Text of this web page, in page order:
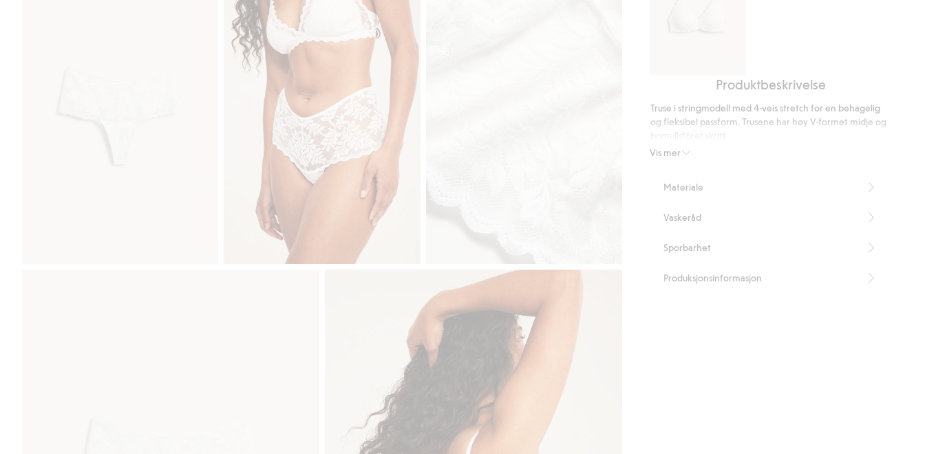
uten
Produktbeskrivelse
Vis mer
Truse i stringmodell med 4-veis stretch for en behagelig
og fleksibel passform. Trusene har høy V-formet midje og
Stringmodell
V-formet midje
Inneholder 87 % resirkulert polyamid.
Blended Recycled Polyamide
Materiale
Vaskeråd
Sporbarhet
Produksjonsinformasjon